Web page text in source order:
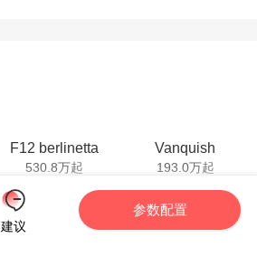
F12 berlinetta
530.8万起
Vanquish
193.0万起
PK
建议
参数配置